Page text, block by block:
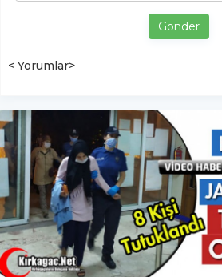
Gönder
< Yorumlar>